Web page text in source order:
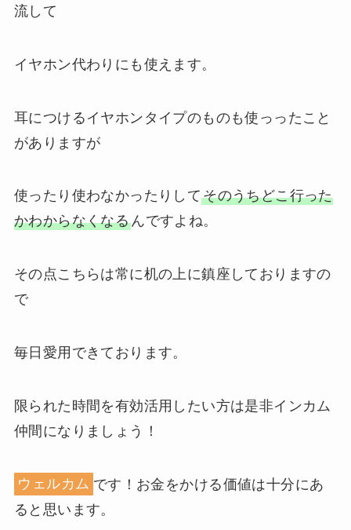
流して
イヤホン代わりにも使えます。
耳につけるイヤホンタイプのものも使っったこと
がありますが
使ったり使わなかったりしてそのうちどこ行った
かわからなくなるんですよね。
その点こちらは常に机の上に鎮座しておりますの
で
毎日愛用できております。
限られた時間を有効活用したい方は是非インカム
仲間になりましょう！
ウェルカム です！お金をかける価値は十分にあ
ると思います。